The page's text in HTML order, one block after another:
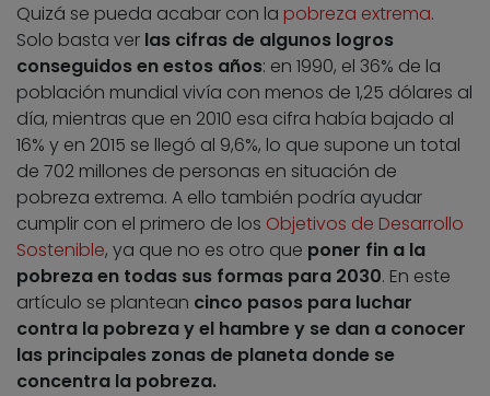
Quizá se pueda acabar con la pobreza extrema.
Solo basta ver las cifras de algunos logros
conseguidos en estos años: en 1990, el 36% de la
población mundial vivía con menos de 1,25 dólares al
día, mientras que en 2010 esa cifra había bajado al
16% y en 2015 se llegó al 9,6%, lo que supone un total
de 702 millones de personas en situación de
pobreza extrema. A ello también podría ayudar
cumplir con el primero de los Objetivos de Desarrollo
Sostenible, ya que no es otro que poner fin a la
pobreza en todas sus formas para 2030. En este
artículo se plantean cinco pasos para luchar
contra la pobreza y el hambre y se dan a conocer
las principales zonas de planeta donde se
concentra la pobreza.